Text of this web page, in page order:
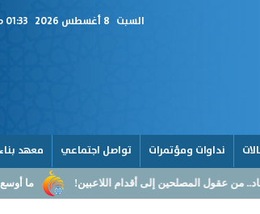
السبت 01:33 صـ
نداوات ومؤتمرات تواصل اجتماعي معهد بناء
ما أوسع السجن... وما أضيق أقدام اللاعبين!